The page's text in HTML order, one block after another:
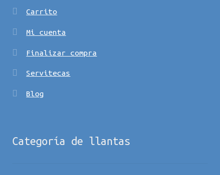
Carrito
Mi cuenta
Finalizar compra
Servitecas
Blog
Categoría de llantas